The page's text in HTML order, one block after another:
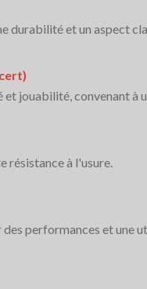
durabilité et un aspect
jouabilité, convenant à
résistance à l'usure.
performances et une